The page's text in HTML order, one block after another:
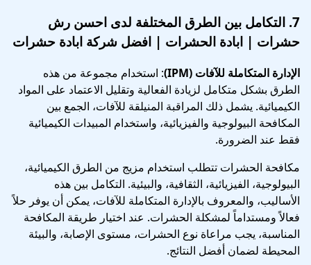
7. التكامل بين الطرق المختلفة لدى احسن رش
حشرات | ابادة الحشرات | افضل شركة ابادة حشرات
الإدارة المتكاملة للآفات (IPM)
: استخدام مجموعة من هذه
الطرق بشكل متكامل لزيادة الفعالية وتقليل الاعتماد على المواد
الكيميائية. يشمل ذلك المراقبة المنيلقة للآفات، الجمع بين
المكافحة البيولوجية والفيزيائية، واستخدام المبيدات الكيميائية
فقط عند الضرورة.
مكافحة الحشرات تتطلب استخدام مزيج من الطرق الكيميائية،
البيولوجية، الفيزيائية، الثقافية، والبيئية. التكامل بين هذه
الأساليب، والمعروف بالإدارة المتكاملة للآفات، يمكن أن يوفر حلاً
فعالاً ومستداماً لمشكلة الحشرات. عند اختيار طريقة المكافحة
المناسبة، يجب مراعاة نوع الحشرات، مستوى الإصابة، والبيئة
المحيطة لضمان أفضل النتائج.